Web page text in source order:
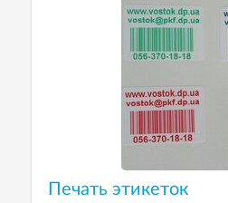
Печать этикеток